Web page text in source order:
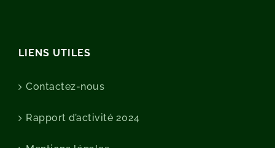
LIENS UTILES
Contactez-nous
Rapport d’activité 2024